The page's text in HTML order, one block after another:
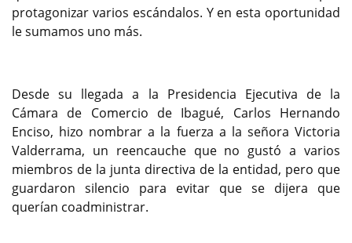
protagonizar varios escándalos. Y en esta oportunidad
le sumamos uno más.
Desde su llegada a la Presidencia Ejecutiva de la
Cámara de Comercio de Ibagué, Carlos Hernando
Enciso, hizo nombrar a la fuerza a la señora Victoria
Valderrama, un reencauche que no gustó a varios
miembros de la junta directiva de la entidad, pero que
guardaron silencio para evitar que se dijera que
querían coadministrar.